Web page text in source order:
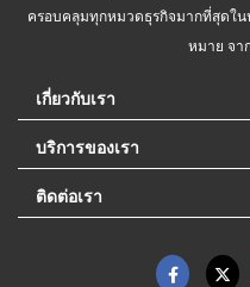
ครอบคลุมทุกหมวดธุรกิจมากที่สุดใน
หมาย จ
เกี่ยวกับเรา
บริการของเรา
ติดต่อเรา